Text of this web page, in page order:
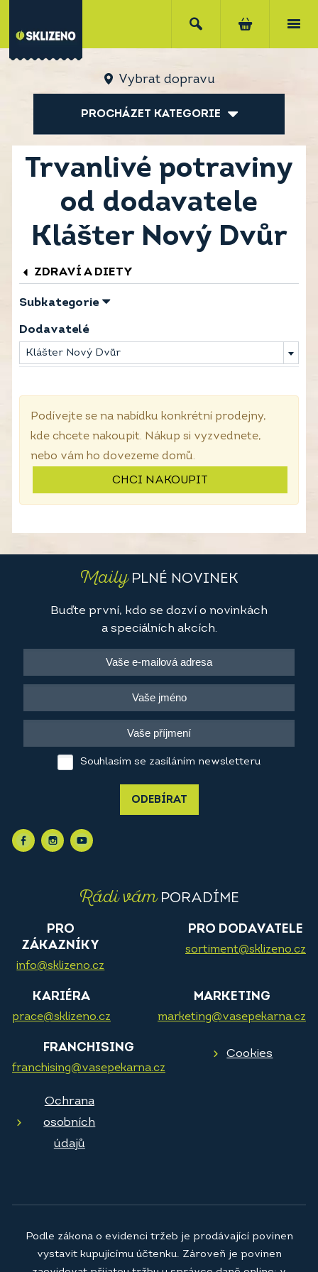
Vybrat dopravu
PROCHÁZET KATEGORIE
Trvanlivé potraviny
od dodavatele
Klášter Nový Dvůr
ZDRAVÍ A DIETY
Subkategorie
Dodavatelé
Klášter Nový Dvůr
Podívejte se na nabídku konkrétní prodejny,
kde chcete nakoupit. Nákup si vyzvednete,
nebo vám ho dovezeme domů.
CHCI NAKOUPIT
MailyPLNÉ NOVINEK
Buďte první, kdo se dozví o novinkách
a speciálních akcích.
Souhlasím se zasíláním newsletteru
ODEBÍRAT
Rádi vámPORADÍME
PRO
ZÁKAZNÍKY
info@sklizeno.cz
PRO DODAVATELE
sortiment@sklizeno.cz
KARIÉRA
prace@sklizeno.cz
MARKETING
marketing@vasepekarna.cz
FRANCHISING
franchising@vasepekarna.cz
Cookies
Ochrana
osobních
údajů
Podle zákona o evidenci tržeb je prodávající povinen
vystavit kupujícímu účtenku. Zároveň je povinen